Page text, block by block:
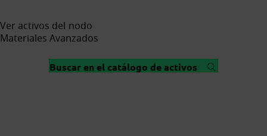
Ver activos del nodo
Materiales Avanzados
Buscar en el catálogo de activos